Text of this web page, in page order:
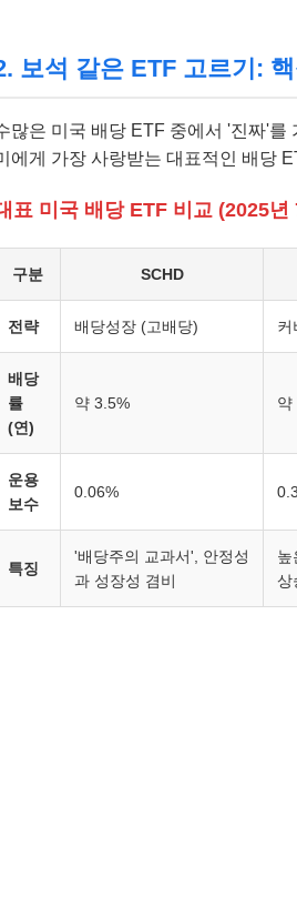
보석 같은 ETF 고르기:
많은 미국 배당 ETF 중에서 '진짜'를
에게 가장 사랑받는 대표적인 배당
표 미국 배당 ETF 비교 (2025년
구분 SCHD
전략 배당성장 (고배당) 커
배당
률
(연)
약 3.5% 약
운용
보수
0.06%
특징
'배당주의 교과서', 안정성
과 성장성 겸비
높
상